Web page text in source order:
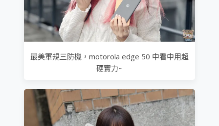
最美軍規三防機，motorola edge 50 中看中用超
硬實力~